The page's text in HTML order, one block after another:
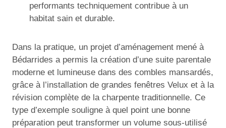
performants techniquement contribue à un
habitat sain et durable.
Dans la pratique, un projet d’aménagement mené à
Bédarrides a permis la création d’une suite parentale
moderne et lumineuse dans des combles mansardés,
grâce à l’installation de grandes fenêtres Velux et à la
révision complète de la charpente traditionnelle. Ce
type d’exemple souligne à quel point une bonne
préparation peut transformer un volume sous-utilisé